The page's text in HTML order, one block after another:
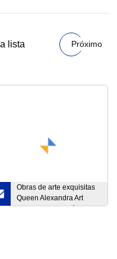
lista Próximo
Obras de arte exquisitas
Queen Alexandra Art
Glass Mosai Patrón